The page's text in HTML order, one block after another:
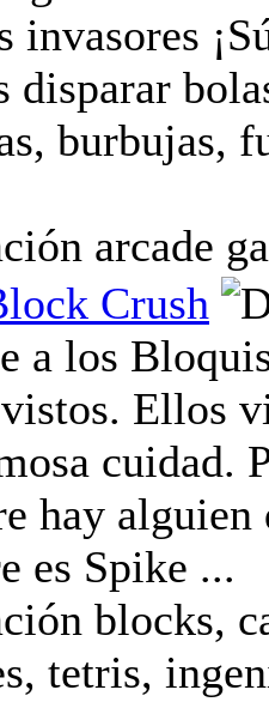
invasores
disparar
burbujas,
arcade
Crush
a los
Ellos
cuidad.
hay alguien
es Spike ...
blocks,
tetris,